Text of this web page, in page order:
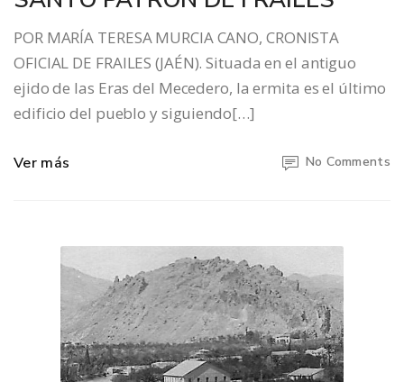
POR MARÍA TERESA MURCIA CANO, CRONISTA
OFICIAL DE FRAILES (JAÉN). Situada en el antiguo
ejido de las Eras del Mecedero, la ermita es el último
edificio del pueblo y siguiendo[…]
Ver más No Comments